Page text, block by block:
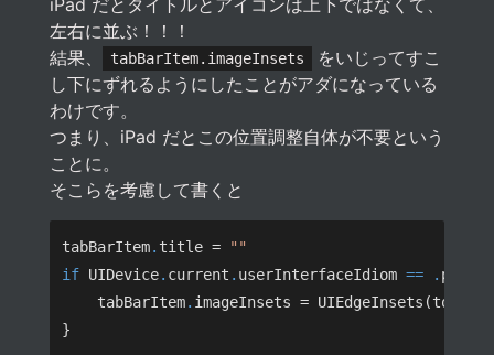
iPad だとタイトルとアイコンは上下ではなくて、
左右に並ぶ！！！
結果、
tabBarItem.imageInsets
をいじってすこ
し下にずれるようにしたことがアダになっている
わけです。
つまり、iPad だとこの位置調整自体が不要という
ことに。
そこらを考慮して書くと
tabBarItem. title =
if UIDevice. current . userInterfaceIdiom == .
    tabBarItem
. imageInsets = UIEdgeInsets(top: